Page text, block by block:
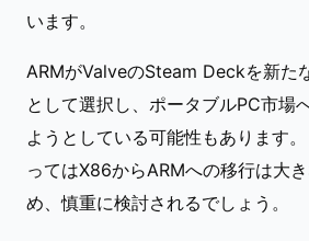
います。
ARMがValveのSteam Deckを新た
として選択し、ポータブルPC市場
ようとしている可能性もあります
ってはX86からARMへの移行は大
め、慎重に検討されるでしょう。